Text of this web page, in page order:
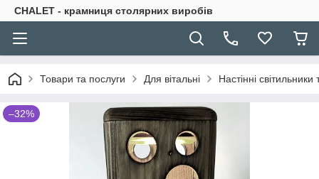
CHALET - крамниця столярних виробів
Товари та послуги Для вітальні Настінні світильники
–32%